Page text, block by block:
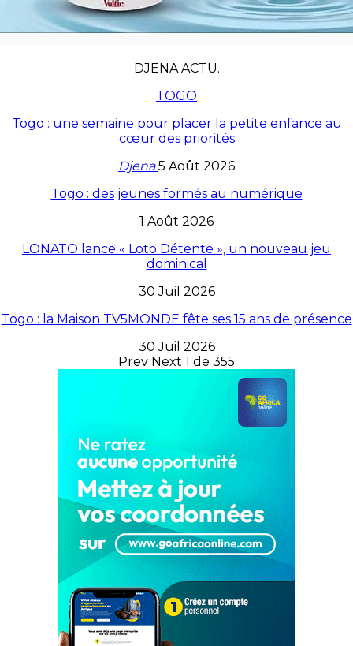
DJENA ACTU.
TOGO
Togo : une semaine pour placer la petite enfance au
cœur des priorités
Djena5 Août 2026
Togo : des jeunes formés au numérique
1 Août 2026
LONATO lance « Loto Détente », un nouveau jeu
dominical
30 Juil 2026
Togo : la Maison TV5MONDE fête ses 15 ans de présence
30 Juil 2026
Prev Next 1 de 355